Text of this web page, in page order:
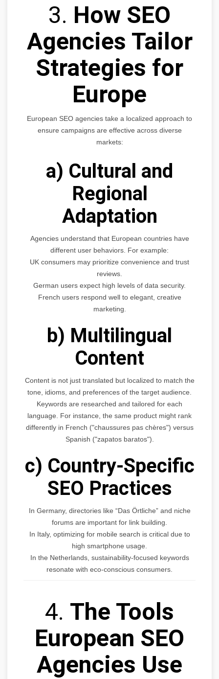
3. How SEO
Agencies Tailor
Strategies for
Europe
European SEO agencies take a localized approach to
ensure campaigns are effective across diverse
markets:
a) Cultural and
Regional
Adaptation
Agencies understand that European countries have
different user behaviors. For example:
UK consumers may prioritize convenience and trust
reviews.
German users expect high levels of data security.
French users respond well to elegant, creative
marketing.
b) Multilingual
Content
Content is not just translated but localized to match the
tone, idioms, and preferences of the target audience.
Keywords are researched and tailored for each
language. For instance, the same product might rank
differently in French ("chaussures pas chères") versus
Spanish ("zapatos baratos").
c) Country-Specific
SEO Practices
In Germany, directories like “Das Örtliche” and niche
forums are important for link building.
In Italy, optimizing for mobile search is critical due to
high smartphone usage.
In the Netherlands, sustainability-focused keywords
resonate with eco-conscious consumers.
4. The Tools
European SEO
Agencies Use